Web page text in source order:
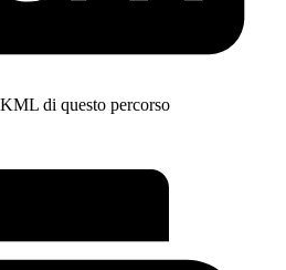
di questo percorso